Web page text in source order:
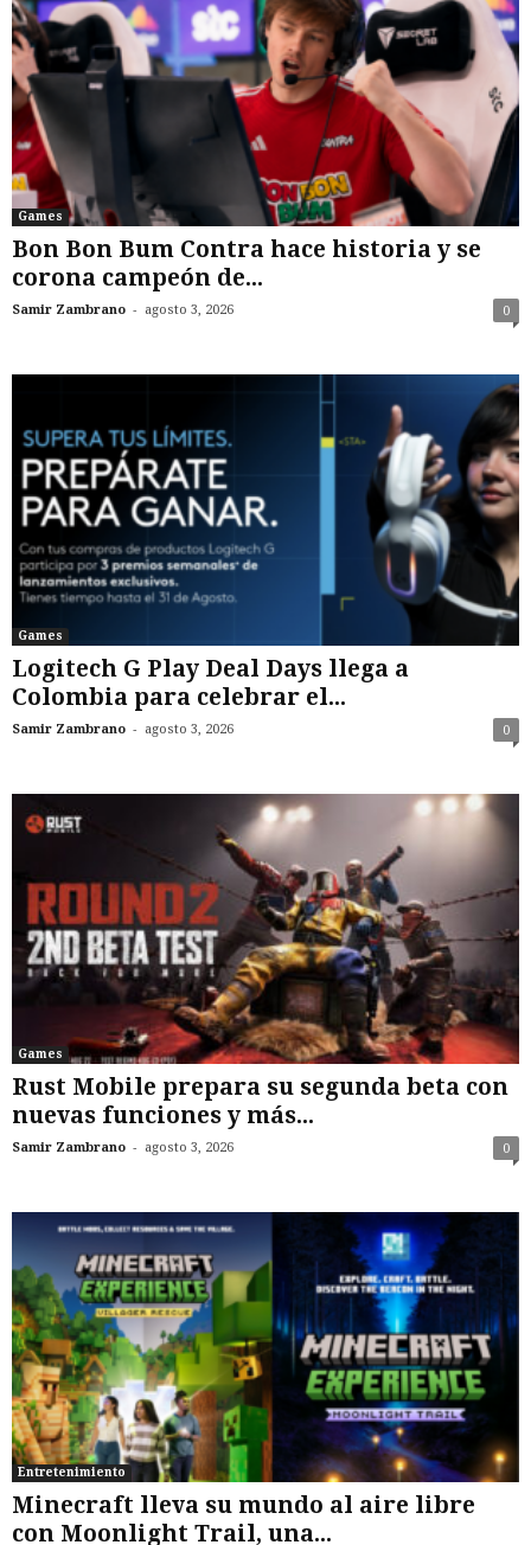
Games
Bon Bon Bum Contra hace historia y se
corona campeón de...
Samir Zambrano - agosto 3, 2026 0
Games
Logitech G Play Deal Days llega a
Colombia para celebrar el...
Samir Zambrano - agosto 3, 2026 0
Games
Rust Mobile prepara su segunda beta con
nuevas funciones y más...
Samir Zambrano - agosto 3, 2026 0
Entretenimiento
Minecraft lleva su mundo al aire libre
con Moonlight Trail, una...